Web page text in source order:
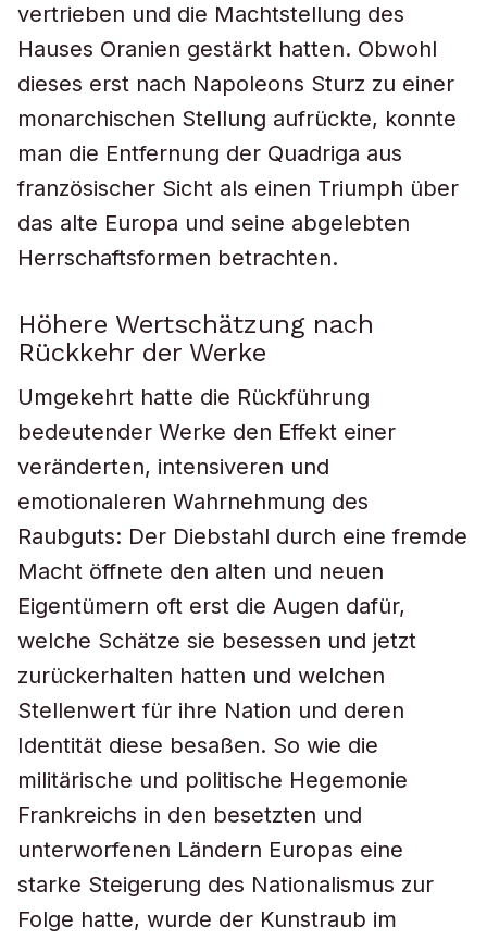
vertrieben und die Machtstellung des
Hauses Oranien gestärkt hatten. Obwohl
dieses erst nach Napoleons Sturz zu einer
monarchischen Stellung aufrückte, konnte
man die Entfernung der Quadriga aus
französischer Sicht als einen Triumph über
das alte Europa und seine abgelebten
Herrschaftsformen betrachten.
Höhere Wertschätzung nach
Rückkehr der Werke
Umgekehrt hatte die Rückführung
bedeutender Werke den Effekt einer
veränderten, intensiveren und
emotionaleren Wahrnehmung des
Raubguts: Der Diebstahl durch eine fremde
Macht öffnete den alten und neuen
Eigentümern oft erst die Augen dafür,
welche Schätze sie besessen und jetzt
zurückerhalten hatten und welchen
Stellenwert für ihre Nation und deren
Identität diese besaßen. So wie die
militärische und politische Hegemonie
Frankreichs in den besetzten und
unterworfenen Ländern Europas eine
starke Steigerung des Nationalismus zur
Folge hatte, wurde der Kunstraub im